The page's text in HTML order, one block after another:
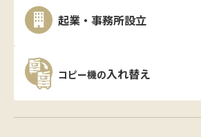
起業・事務所設立
コピー機の入れ替え